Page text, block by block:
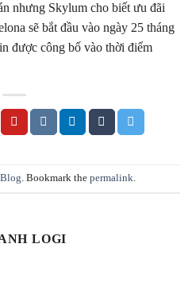
nhưng Skylum cho biết ưu đãi
sẽ bắt đầu vào ngày 25 tháng
được công bố vào thời điểm
Blog. Bookmark the permalink.
LOGI